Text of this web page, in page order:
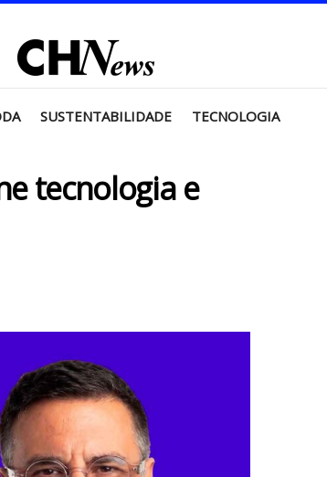
SUSTENTABILIDADE TECNOLOGIA
tecnologia e